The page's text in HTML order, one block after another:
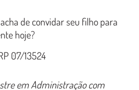
de convidar seu filho para
hoje?
07/13524
em Administração com